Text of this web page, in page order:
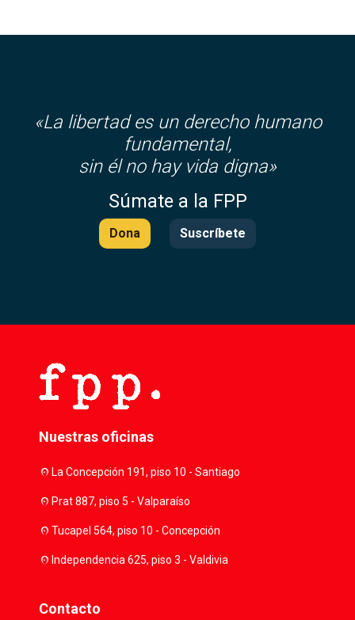
«La libertad es un derecho humano
fundamental,
sin él no hay vida digna»
Súmate a la FPP
Dona Suscríbete
Nuestras oficinas
location_onLa Concepción 191, piso 10 - Santiago
location_onPrat 887, piso 5 - Valparaíso
location_onTucapel 564, piso 10 - Concepción
location_onIndependencia 625, piso 3 - Valdivia
Contacto